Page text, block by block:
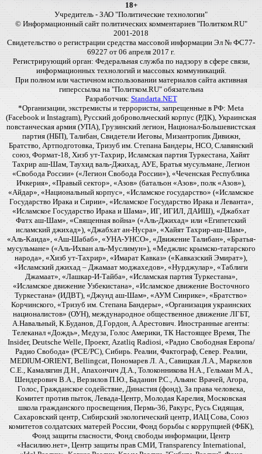
18+
Учредитель - ЗАО "Политические технологии"
© Информационный сайт политических комментариев "Политком.RU"
2001-2018
Свидетельство о регистрации средства массовой информации Эл № ФС77-
69227 от 06 апреля 2017 г.
Регистрирующий орган: Федеральная служба по надзору в сфере связи,
информационных технологий и массовых коммуникаций.
При полном или частичном использовании материалов сайта активная
гиперссылка на "Политком.RU" обязательна
Разработчик: Standarta.NET
*Организации, экстремисты и террористы, запрещенные в РФ: Meta
(Facebook и Instagram), Русский добровольческий корпус (РДК), Украинская
повстанческая армия (УПА), Грузинский легион, Национал-Большевистская
партия (НБП), Талибан, Свидетели Иеговы, Мизантропик Дивижн,
Братство, Артподготовка, Тризуб им. Степана Бандеры, НСО, Славянский
союз, Формат-18, Хизб ут-Тахрир, Исламская партия Туркестана, Хайят
Тахрир аш-Шам, Таухид валь-Джихад, АУЕ, Братья мусульмане, Легион
«Свобода России» («Легион Свобода России»), «Чеченская Республика
Ичкерия», «Правый сектор», «Азов» (батальон «Азов», полк «Азов»),
«Айдар», «Национальный корпус», «Исламское государство» («Исламское
Государство Ирака и Сирии», «Исламское Государство Ирака и Леванта»,
«Исламское Государство Ирака и Шама», ИГ, ИГИЛ, ДАИШ), «Джабхат
Фатх аш-Шам», «Священная война» («Аль-Джихад» или «Египетский
исламский джихад»), «Джабхат ан-Нусра», «Хайят Тахрир-аш-Шам»,
«Аль-Каида», «Аш-Шабаб», «УНА-УНСО», «Движение Талибан», «Братья-
мусульмане» («Аль-Ихван аль-Муслимун»), «Меджлис крымско-татарского
народа», «Хизб ут-Тахрир», «Имарат Кавказ» («Кавказский Эмират»),
«Исламский джихад – Джамаат моджахедов», «Нурджулар», «Таблиги
Джамаат», «Лашкар-И-Тайба», «Исламская партия Туркестана»,
«Исламское движение Узбекистана», «Исламское движение Восточного
Туркестана» (ИДВТ), «Джунд аш-Шам», «АУМ Синрике», «Братство»
Корчинского, «Тризуб им. Степана Бандеры», «Организация украинских
националистов» (ОУН), международное общественное движение ЛГБТ,
А.Навальный, К.Буданов, Д.Гордон, А.Арестович. Иностранные агенты:
Телеканал «Дождь», Медуза, Голос Америки, ТК Настоящее Время, The
Insider, Deutsche Welle, Проект, Azatliq Radiosi, «Радио Свободная Европа/
Радио Свобода» (PCE/PC), Сибирь. Реалии, Фактограф, Север. Реалии,
MEDIUM-ORIENT, Bellingcat, Пономарев Л. А., Савицкая Л.А., Маркелов
С.Е., Камалягин Д.Н., Апахончич Д.А., Толоконникова Н.А., Гельман М.А.,
Шендерович В.А., Верзилов П.Ю., Баданин Р.С., Альянс Врачей, Агора,
Голос, Гражданское содействие, Династия (фонд), За права человека,
Комитет против пыток, Левада-Центр, Молодая Карелия, Московская
школа гражданского просвещения, Пермь-36, Ракурс, Русь Сидящая,
Сахаровский центр, Сибирский экологический центр, ИАЦ Сова, Союз
комитетов солдатских матерей России, Фонд борьбы с коррупцией (ФБК),
Фонд защиты гласности, Фонд свободы информации, Центр
«Насилию.нет», Центр защиты прав СМИ, Transparency International,